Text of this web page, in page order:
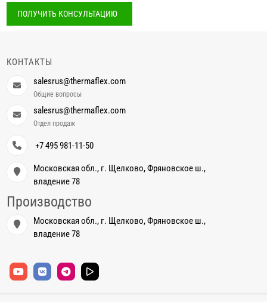
ПОЛУЧИТЬ КОНСУЛЬТАЦИЮ
КОНТАКТЫ
salesrus@thermaflex.com
Общие вопросы
salesrus@thermaflex.com
Отдел продаж
+7 495 981-11-50
Московская обл., г. Щелково, Фряновское ш.,
владение 78
Производство
Московская обл., г. Щелково, Фряновское ш.,
владение 78